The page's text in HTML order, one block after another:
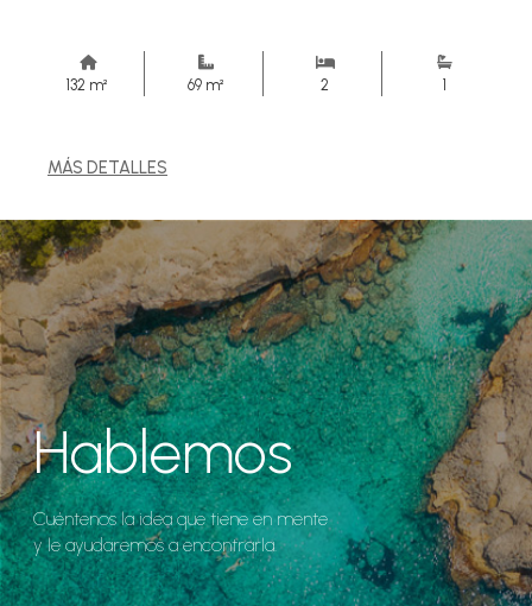
132 m² 69 m² 2 1
MÁS DETALLES
Hablemos
Cuéntenos la idea que tiene en mente
y le ayudaremos a encontrarla.